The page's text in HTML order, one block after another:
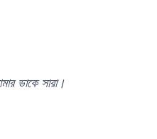
ডাকে সারা।